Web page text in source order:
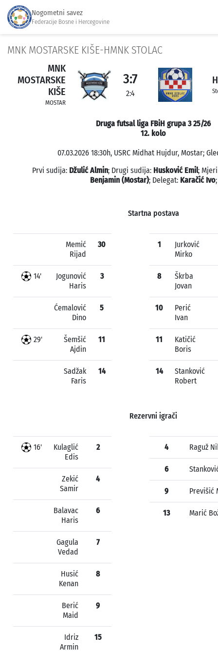
Nogometni savez
Federacije Bosne i Hercegovine
MNK MOSTARSKE KIŠE-HMNK STOLAC
MNK
MOSTARSKE
KIŠE
MOSTAR
3:7
2:4
Druga futsal liga FBiH grupa 3 25/26
12. kolo
07.03.2026 18:30h, USRC Midhat Hujdur, Mostar;
Prvi sudija: Džulić Almin; Drugi sudija: Husković Emil;
Benjamin (Mostar); Delegat: Karačić Ivo;
Startna postava
Memić
Rijad
30
14'
Jogunović
Haris
3
Ćemalović
Dino
5
29'
Šemšić
Ajdin
11
Sadžak
Faris
14
1
Jurković
Mirko
8
Škrba
Jovan
10
Perić
Ivan
11
Katičić
Boris
14
Stanković
Robert
Rezervni igrači
16'
Kulaglić
Edis
2
Zekić
Samir
4
Balavac
Haris
6
Gagula
Vedad
7
Husić
Kenan
8
Berić
Maid
9
Idriz
Armin
15
4 Raguž
6
9 Previšić
13 Marić